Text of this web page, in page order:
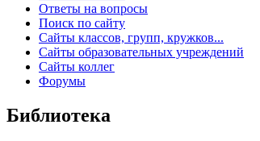
Ответы на вопросы
Поиск по сайту
Сайты классов, групп, кружков...
Сайты образовательных учреждений
Сайты коллег
Форумы
Библиотека